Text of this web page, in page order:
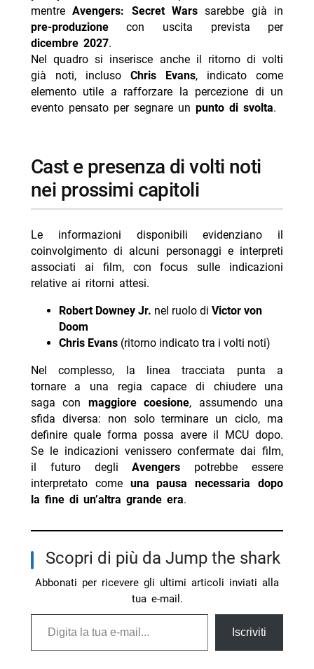
mentreAvengers: Secret Wars sarebbe già in
pre-produzionecon uscita prevista per
dicembre 2027.
Nel quadro si inserisce anche il ritorno di volti
già noti, incluso Chris Evans, indicato come
elemento utile a rafforzare la percezione di un
evento pensato per segnare un punto di svolta.
cast e presenza di volti noti
nei prossimi capitoli
Le informazioni disponibili evidenziano il
coinvolgimento di alcuni personaggi e interpreti
associati ai film, con focus sulle indicazioni
relative ai ritorni attesi.
Robert Downey Jr. nel ruolo di Victor von
Doom
Chris Evans(ritorno indicato tra i volti noti)
Nel complesso, la linea tracciata punta a
tornare a una regia capace di chiudere una
saga con maggiore coesione, assumendo una
sfida diversa: non solo terminare un ciclo, ma
definire quale forma possa avere il MCU dopo.
Se le indicazioni venissero confermate dai film,
il futuro degliAvengers potrebbe essere
interpretato come una pausa necessaria dopo
la fine di un’altra grande era.
Scopri di più da Jump the shark
Abbonati per ricevere gli ultimi articoli inviati alla
tua e-mail.
Digita la tua e-mail...
Iscriviti